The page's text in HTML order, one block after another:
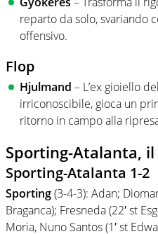
reparto da solo, svariando
offensivo.
Flop
Hjulmand – L’ex gioiello
irriconoscibile, gioca un
ritorno in campo alla
Sporting-Atalanta,
Sporting-Atalanta 1-2
Sporting(3-4-3): Adan;
Braganca); Fresneda (22′ st
Moria, Nuno Santos (1′ st